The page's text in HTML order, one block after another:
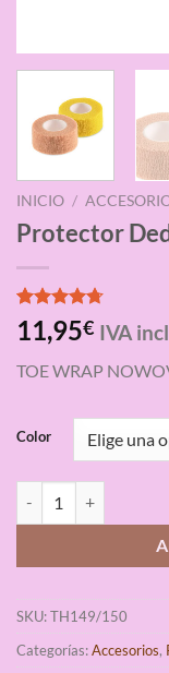
INICIO /
Protector
Valorado
con4.67
base a
3
11,95€ IVA
TOE WRAP
Color
SKU:TH149/150
Categorías:Accesorios,